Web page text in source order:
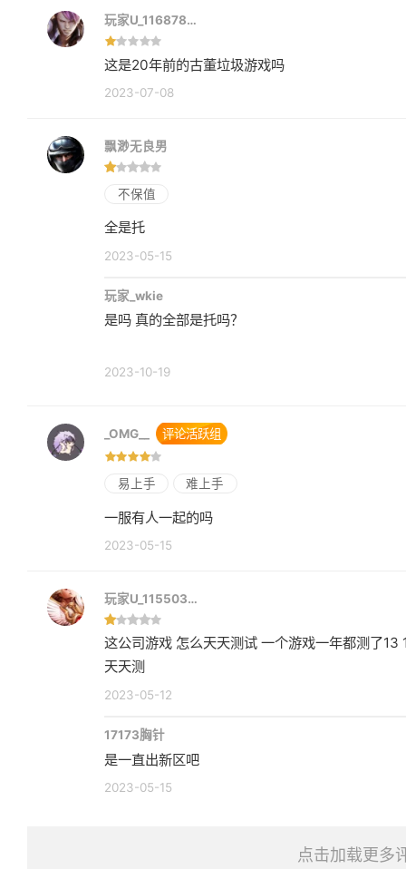
玩家U_116878…
这是20年前的古董垃圾游戏吗
2023-07-08
飘渺无良男
不保值
全是托
2023-05-15
玩家_wkie
是吗 真的全部是托吗？
2023-10-19
_OMG__ 评论活跃组
易上手 难上手
一服有人一起的吗
2023-05-15
玩家U_115503…
这公司游戏 怎么天天测试 一个游戏一年都测了
天天测
2023-05-12
17173胸针
是一直出新区吧
2023-05-15
点击加载更多